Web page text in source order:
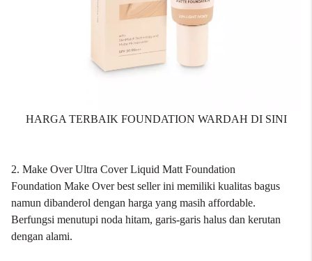
HARGA TERBAIK FOUNDATION WARDAH DI SINI
2. Make Over Ultra Cover Liquid Matt Foundation
Foundation Make Overbest seller ini memiliki kualitas bagus
namun dibanderol dengan harga yang masih affordable.
Berfungsi menutupi noda hitam, garis-garis halus dan kerutan
dengan alami.